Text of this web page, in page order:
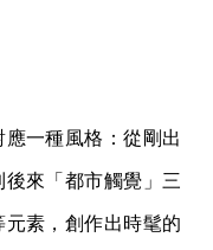
一種風格：從剛出
來「都市觸覺」三
素，創作出時髦的